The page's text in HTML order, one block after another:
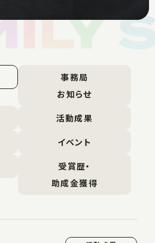
事務局
お知らせ
活動成果
イベント
受賞歴・
助成金獲得